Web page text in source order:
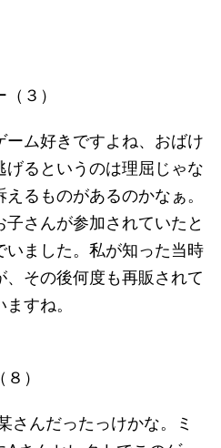
３）
ム好きですよね、おばけ
るというのは理屈じゃな
るものがあるのかなぁ。
さんが参加されていたと
いました。私が知った当時
その後何度も再販されて
すね。
）
さんだったっけかな。ミ